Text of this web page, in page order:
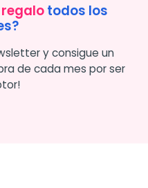
regalotodos los
y consigue un
de cada mes por ser